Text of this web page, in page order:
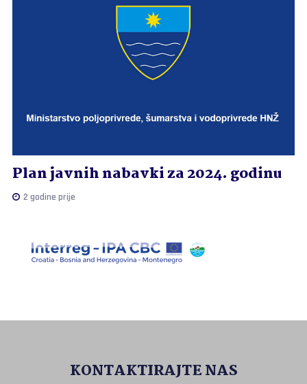
Plan javnih nabavki za 2024. godinu
2 godine prije
KONTAKTIRAJTE NAS